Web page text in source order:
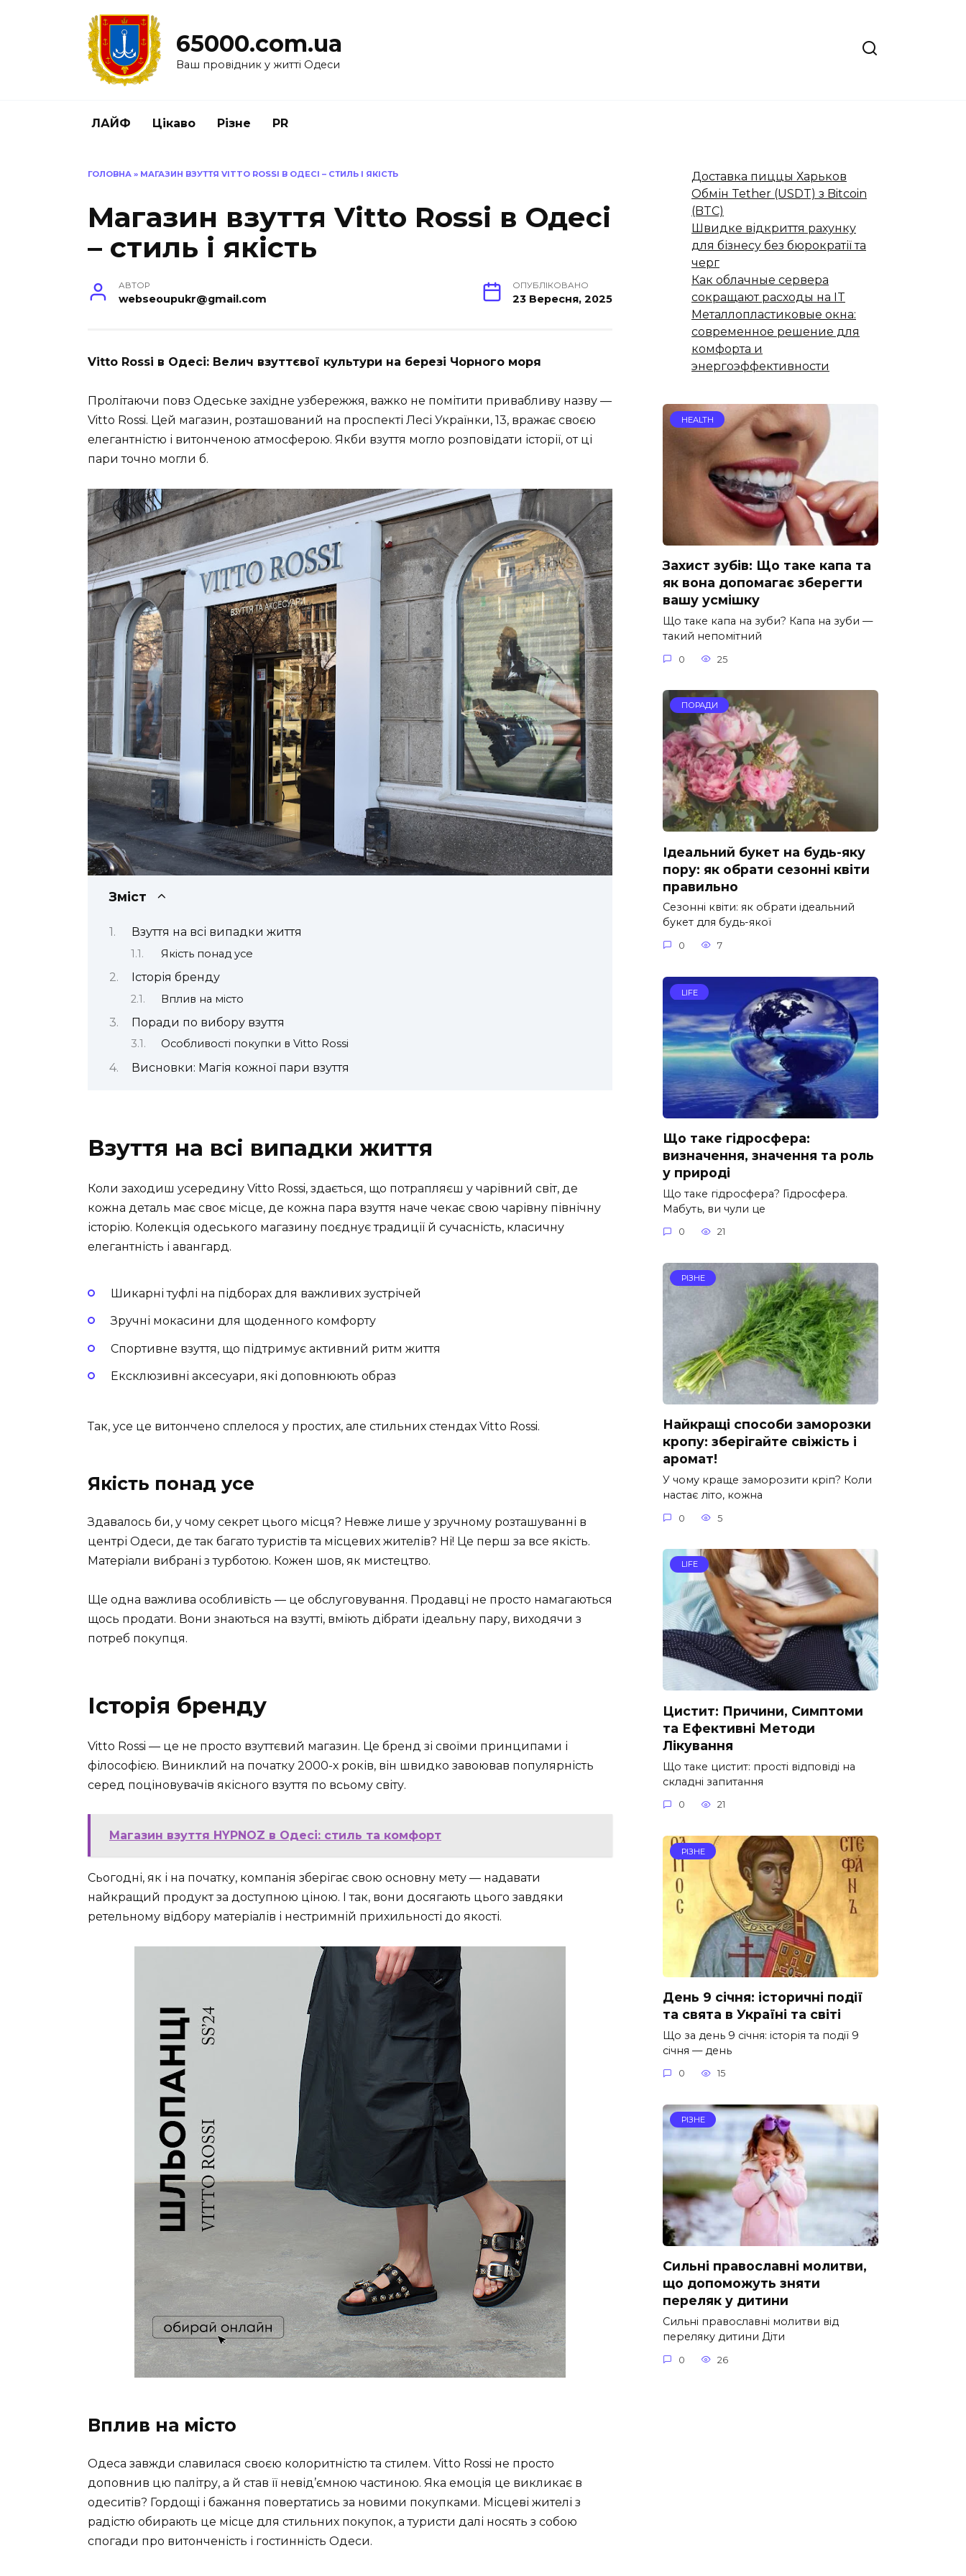
65000.com.ua
Ваш провідник у житті Одеси
ЛАЙФ Цікаво Різне PR
ГОЛОВНА » МАГАЗИН ВЗУТТЯ VITTO ROSSI В ОДЕСІ – СТИЛЬ І ЯКІСТЬ
Магазин взуття Vitto Rossi в Одесі
– стиль і якість
АВТОР
webseoupukr@gmail.com
ОПУБЛІКОВАНО
23 Вересня, 2025
Vitto Rossi в Одесі: Велич взуттєвої культури на березі Чорного моря
Пролітаючи повз Одеське західне узбережжя, важко не помітити привабливу назву —
Vitto Rossi. Цей магазин, розташований на проспекті Лесі Українки, 13, вражає своєю
елегантністю і витонченою атмосферою. Якби взуття могло розповідати історії, от ці
пари точно могли б.
Зміст
Взуття на всі випадки життя
Якість понад усе
Історія бренду
Вплив на місто
Поради по вибору взуття
Особливості покупки в Vitto Rossi
Висновки: Магія кожної пари взуття
Взуття на всі випадки життя
Коли заходиш усередину Vitto Rossi, здається, що потрапляєш у чарівний світ, де
кожна деталь має своє місце, де кожна пара взуття наче чекає свою чарівну північну
історію. Колекція одеського магазину поєднує традиції й сучасність, класичну
елегантність і авангард.
Шикарні туфлі на підборах для важливих зустрічей
Зручні мокасини для щоденного комфорту
Спортивне взуття, що підтримує активний ритм життя
Ексклюзивні аксесуари, які доповнюють образ
Так, усе це витончено сплелося у простих, але стильних стендах Vitto Rossi.
Якість понад усе
Здавалось би, у чому секрет цього місця? Невже лише у зручному розташуванні в
центрі Одеси, де так багато туристів та місцевих жителів? Ні! Це перш за все якість.
Матеріали вибрані з турботою. Кожен шов, як мистецтво.
Ще одна важлива особливість — це обслуговування. Продавці не просто намагаються
щось продати. Вони знаються на взутті, вміють дібрати ідеальну пару, виходячи з
потреб покупця.
Історія бренду
Vitto Rossi — це не просто взуттєвий магазин. Це бренд зі своїми принципами і
філософією. Виниклий на початку 2000-х років, він швидко завоював популярність
серед поціновувачів якісного взуття по всьому світу.
Магазин взуття HYPNOZ в Одесі: стиль та комфорт
Сьогодні, як і на початку, компанія зберігає свою основну мету — надавати
найкращий продукт за доступною ціною. І так, вони досягають цього завдяки
ретельному відбору матеріалів і нестримній прихильності до якості.
Вплив на місто
Одеса завжди славилася своєю колоритністю та стилем. Vitto Rossi не просто
доповнив цю палітру, а й став її невід’ємною частиною. Яка емоція це викликає в
одеситів? Гордощі і бажання повертатись за новими покупками. Місцеві жителі з
радістю обирають це місце для стильних покупок, а туристи далі носять з собою
спогади про витонченість і гостинність Одеси.
Доставка пиццы Харьков
Обмін Tether (USDT) з Bitcoin
(BTC)
Швидке відкриття рахунку
для бізнесу без бюрократії та
черг
Как облачные сервера
сокращают расходы на IT
Металлопластиковые окна:
современное решение для
комфорта и
энергоэффективности
HEALTH
Захист зубів: Що таке капа та
як вона допомагає зберегти
вашу усмішку
Що таке капа на зуби? Капа на зуби —
такий непомітний
0 25
ПОРАДИ
Ідеальний букет на будь-яку
пору: як обрати сезонні квіти
правильно
Сезонні квіти: як обрати ідеальний
букет для будь-якої
0 7
LIFE
Що таке гідросфера:
визначення, значення та роль
у природі
Що таке гідросфера? Гідросфера.
Мабуть, ви чули це
0 21
РІЗНЕ
Найкращі способи заморозки
кропу: зберігайте свіжість і
аромат!
У чому краще заморозити кріп? Коли
настає літо, кожна
0 5
LIFE
Цистит: Причини, Симптоми
та Ефективні Методи
Лікування
Що таке цистит: прості відповіді на
складні запитання
0 21
РІЗНЕ
День 9 січня: історичні події
та свята в Україні та світі
Що за день 9 січня: історія та події 9
січня — день
0 15
РІЗНЕ
Сильні православні молитви,
що допоможуть зняти
переляк у дитини
Сильні православні молитви від
переляку дитини Діти
0 26